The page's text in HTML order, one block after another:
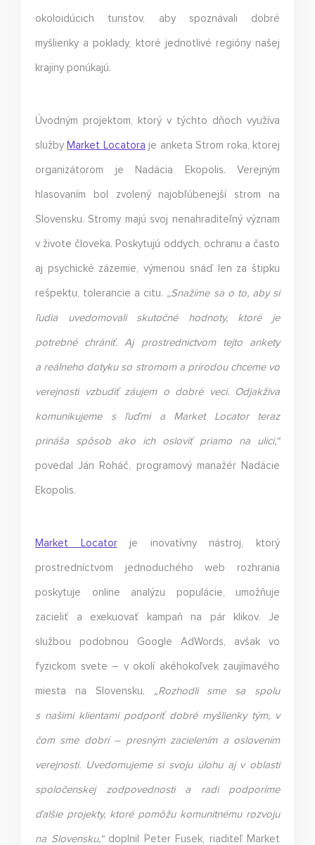
okoloidúcich turistov, aby spoznávali dobré
myšlienky a poklady, ktoré jednotlivé regióny našej
krajiny ponúkajú.
Úvodným projektom, ktorý v týchto dňoch využíva
služby Market Locatora je anketa Strom roka, ktorej
organizátorom je Nadácia Ekopolis. Verejným
hlasovaním bol zvolený najobľúbenejší strom na
Slovensku. Stromy majú svoj nenahraditeľný význam
v živote človeka. Poskytujú oddych, ochranu a často
aj psychické zázemie, výmenou snáď len za štipku
rešpektu, tolerancie a citu. „Snažíme sa o to, aby si
ľudia uvedomovali skutočné hodnoty, ktoré je
potrebné chrániť. Aj prostredníctvom tejto ankety
a reálneho dotyku so stromom a prírodou chceme vo
verejnosti vzbudiť záujem o dobré veci. Odjakživa
komunikujeme s ľuďmi a Market Locator teraz
prináša spôsob ako ich osloviť priamo na ulici,“
povedal Ján Roháč, programový manažér Nadácie
Ekopolis.
Market Locatorje inovatívny nástroj, ktorý
prostredníctvom jednoduchého web rozhrania
poskytuje online analýzu populácie, umožňuje
zacieliť a exekuovať kampaň na pár klikov. Je
službou podobnou Google AdWords, avšak vo
fyzickom svete – v okolí akéhokoľvek zaujímavého
miesta na Slovensku. „Rozhodli sme sa spolu
s našimi klientami podporiť dobré myšlienky tým, v
čom sme dobrí – presným zacielením a oslovením
verejnosti. Uvedomujeme si svoju úlohu aj v oblasti
spoločenskej zodpovednosti a radi podporíme
ďalšie projekty, ktoré pomôžu komunitnému rozvoju
na Slovensku,“doplnil Peter Fusek, riaditeľ Market